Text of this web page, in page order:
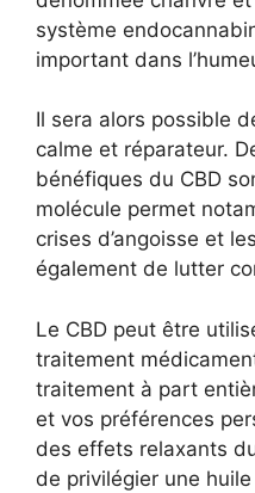
système
important dans
Il sera alors possible
calme et réparateur.
bénéfiques du CBD
molécule permet
crises d’angoisse et
également de lutter
Le CBD peut être
traitement
traitement à part
et vos préférences
des effets relaxants
de privilégier une